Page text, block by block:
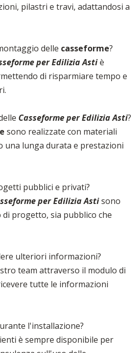
pilastri e travi, adattandosi a
delle casseforme?
per Edilizia Astiè
di risparmiare tempo e
Casseforme per Edilizia Asti?
sono realizzate con materiali
una lunga durata e prestazioni
pubblici e privati?
per Edilizia Astisono
progetto, sia pubblico che
ulteriori informazioni?
team attraverso il modulo di
tutte le informazioni
l'installazione?
è sempre disponibile per